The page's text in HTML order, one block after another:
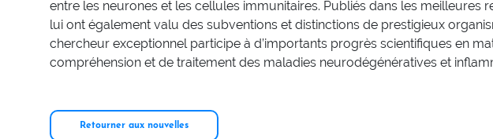
entre les neurones et les cellules immunitaires. Publiés dans les meilleures
lui ont également valu des subventions et distinctions de prestigieux
chercheur exceptionnel participe à d’importants progrès scientifiques en
compréhension et de traitement des maladies neurodégénératives et
Retourner aux nouvelles